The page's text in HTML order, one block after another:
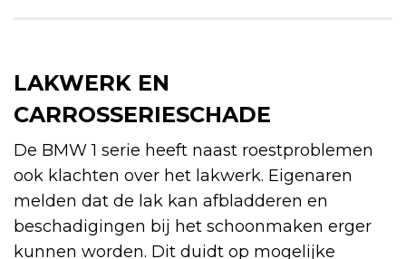
LAKWERK EN
CARROSSERIESCHADE
De BMW 1 serie heeft naast roestproblemen
ook klachten over het lakwerk. Eigenaren
melden dat de lak kan afbladderen en
beschadigingen bij het schoonmaken erger
kunnen worden. Dit duidt op mogelijke